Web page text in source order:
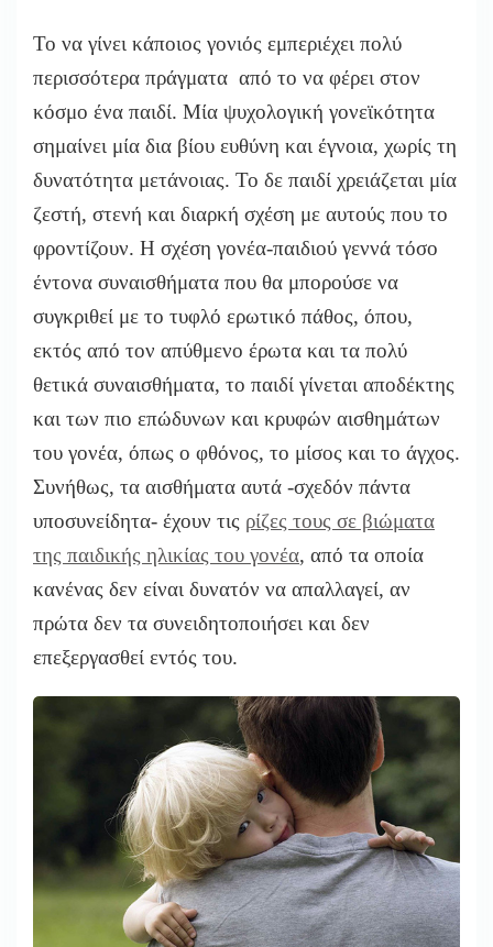
Το να γίνει κάποιος γονιός εμπεριέχει πολύ
περισσότερα πράγματα από το να φέρει στον
κόσμο ένα παιδί. Μία ψυχολογική γονεϊκότητα
σημαίνει μία δια βίου ευθύνη και έγνοια, χωρίς τη
δυνατότητα μετάνοιας. Το δε παιδί χρειάζεται μία
ζεστή, στενή και διαρκή σχέση με αυτούς που το
φροντίζουν. Η σχέση γονέα-παιδιού γεννά τόσο
έντονα συναισθήματα που θα μπορούσε να
συγκριθεί με το τυφλό ερωτικό πάθος, όπου,
εκτός από τον απύθμενο έρωτα και τα πολύ
θετικά συναισθήματα, το παιδί γίνεται αποδέκτης
και των πιο επώδυνων και κρυφών αισθημάτων
του γονέα, όπως ο φθόνος, το μίσος και το άγχος.
Συνήθως, τα αισθήματα αυτά -σχεδόν πάντα
υποσυνείδητα- έχουν τις ρίζες τους σε βιώματα
της παιδικής ηλικίας του γονέα, από τα οποία
κανένας δεν είναι δυνατόν να απαλλαγεί, αν
πρώτα δεν τα συνειδητοποιήσει και δεν
επεξεργασθεί εντός του.